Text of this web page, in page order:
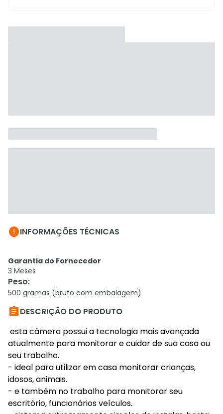
INFORMAÇÕES TÉCNICAS
Garantia do Fornecedor
3 Meses
Peso:
500 gramas (bruto com embalagem)
DESCRIÇÃO DO PRODUTO
esta câmera possui a tecnologia mais avançada
atualmente para monitorar e cuidar de sua casa ou
seu trabalho.
- ideal para utilizar em casa monitorar crianças,
idosos, animais.
- e também no trabalho para monitorar seu
escritório, funcionários veículos.